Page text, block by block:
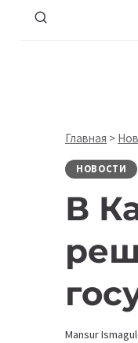
Главная >
НОВОСТИ
В
Mansur